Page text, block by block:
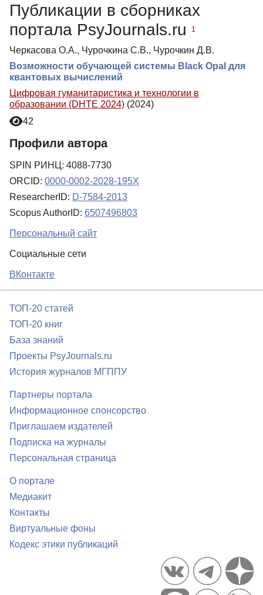
Публикации в сборниках
портала PsyJournals.ru
1
Черкасова О.А., Чурочкина С.В., Чурочкин Д.В.
Возможности обучающей системы Black Opal для
квантовых вычислений
Цифровая гуманитаристика и технологии в
образовании (DHTE 2024) (2024)
42
Профили автора
SPIN РИНЦ: 4088-7730
ORCID: 0000-0002-2028-195X
ResearcherID: D-7584-2013
Scopus AuthorID: 6507496803
Персональный сайт
Социальные сети
ВКонтакте
ТОП-20 статей
ТОП-20 книг
База знаний
Проекты PsyJournals.ru
История журналов МГППУ
Партнеры портала
Информационное спонсорство
Приглашаем издателей
Подписка на журналы
Персональная страница
О портале
Медиакит
Контакты
Виртуальные фоны
Кодекс этики публикаций